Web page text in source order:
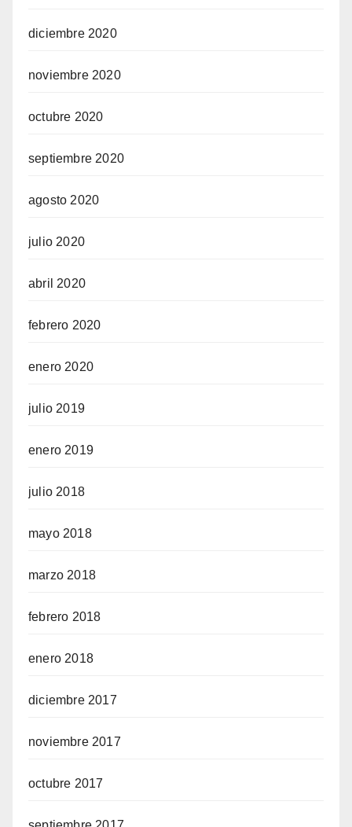
diciembre 2020
noviembre 2020
octubre 2020
septiembre 2020
agosto 2020
julio 2020
abril 2020
febrero 2020
enero 2020
julio 2019
enero 2019
julio 2018
mayo 2018
marzo 2018
febrero 2018
enero 2018
diciembre 2017
noviembre 2017
octubre 2017